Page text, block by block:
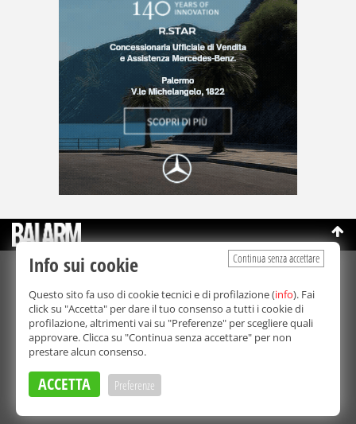
©Copyright 2003-2026
Bmedia Srl- P.IVA 07064240828
La riproduzione totale o parziale di tutti i contenuti, in qualunque
forma, su qualsiasi supporto è proibita.
Balarm.it è una testata giornalistica registrata. Autorizzazione del
Tribunale di Palermo n° 32 del 21/10/2003
Direttore responsabile:
Continua senza accettare
Info sui cookie
Questo sito fa uso di cookie tecnici e di profilazione (info). Fai
click su "Accetta" per dare il tuo consenso a tutti i cookie di
profilazione, altrimenti vai su "Preferenze" per scegliere quali
approvare. Clicca su "Continua senza accettare" per non
prestare alcun consenso.
ACCETTA Preferenze